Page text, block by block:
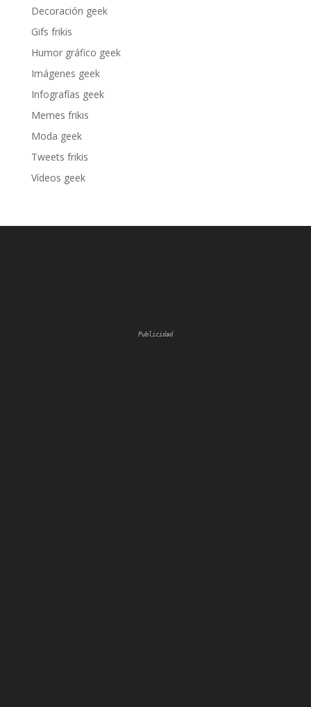
Decoración geek
Gifs frikis
Humor gráfico geek
Imágenes geek
Infografías geek
Memes frikis
Moda geek
Tweets frikis
Vídeos geek
Publicidad